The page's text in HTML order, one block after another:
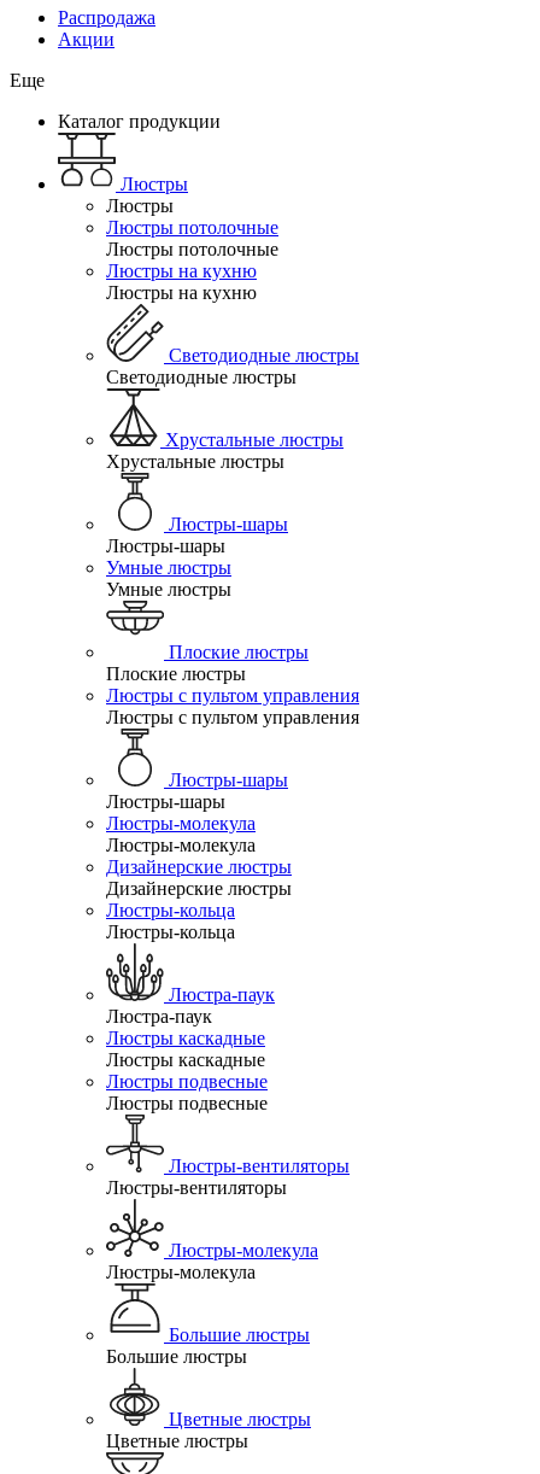
Распродажа
Акции
Еще
Каталог продукции
Люстры
Люстры
Люстры потолочные
Люстры потолочные
Люстры на кухню
Люстры на кухню
Светодиодные люстры
Светодиодные люстры
Хрустальные люстры
Хрустальные люстры
Люстры-шары
Люстры-шары
Умные люстры
Умные люстры
Плоские люстры
Плоские люстры
Люстры с пультом управления
Люстры с пультом управления
Люстры-шары
Люстры-шары
Люстры-молекула
Люстры-молекула
Дизайнерские люстры
Дизайнерские люстры
Люстры-кольца
Люстры-кольца
Люстра-паук
Люстра-паук
Люстры каскадные
Люстры каскадные
Люстры подвесные
Люстры подвесные
Люстры-вентиляторы
Люстры-вентиляторы
Люстры-молекула
Люстры-молекула
Большие люстры
Большие люстры
Цветные люстры
Цветные люстры